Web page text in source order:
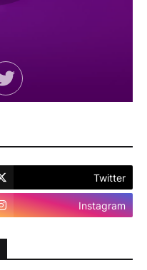
Twitter
Instagram